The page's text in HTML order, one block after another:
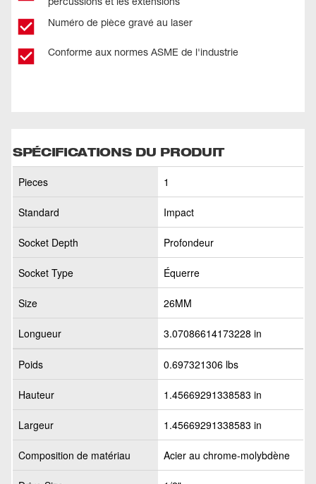
Numéro de pièce gravé au laser
Conforme aux normes ASME de l'industrie
SPÉCIFICATIONS DU PRODUIT
Pieces 1
Standard Impact
Socket Depth Profondeur
Socket Type Équerre
Size 26MM
Longueur 3.07086614173228 in
Poids 0.697321306 lbs
Hauteur 1.45669291338583 in
Largeur 1.45669291338583 in
Composition de matériau Acier au chrome-molybdène